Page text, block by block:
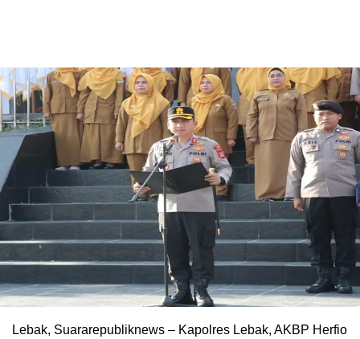
Lebak, Suararepubliknews – Kapolres Lebak, AKBP Herfio